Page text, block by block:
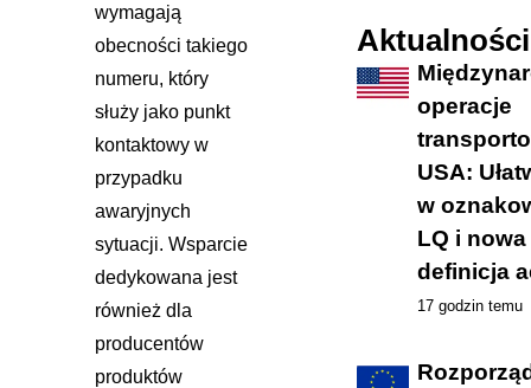
wymagają
obecności takiego
numeru, który
służy jako punkt
kontaktowy w
przypadku
awaryjnych
sytuacji. Wsparcie
dedykowana jest
również dla
producentów
produktów
Aktualności
operacje
USA:
w
LQ i nowa
definicja
17 godzin temu